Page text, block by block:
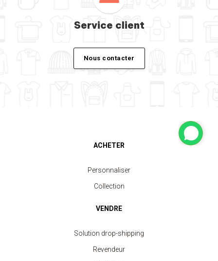
Service client
Nous contacter
ACHETER
Personnaliser
Collection
VENDRE
Solution drop-shipping
Revendeur